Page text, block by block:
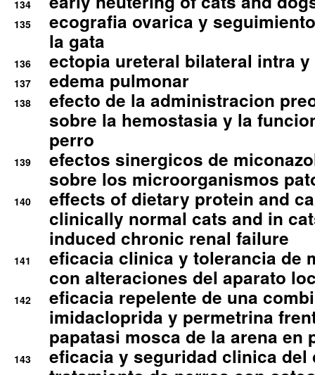
134
135
ecografia ovarica y
la gata
136 ectopia ureteral bilateral intra
137 edema pulmonar
138
efecto de la administracion
sobre la hemostasia y la
perro
139
efectos sinergicos de
sobre los microorganismos
140
effects of dietary protein and
clinically normal cats and in
induced chronic renal failure
141
eficacia clinica y tolerancia de
con alteraciones del aparato
142
eficacia repelente de una
imidacloprida y permetrina
papatasi mosca de la arena en
143
eficacia y seguridad clinica del